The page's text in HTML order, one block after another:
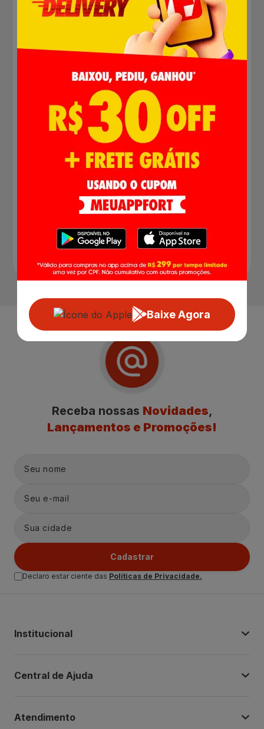
Delivery
A carne de frango é uma das mais consumidas em
todo o Brasil, afinal é rica em proteínas e nutrientes
que contribuem para uma dieta saudável. Aqui você
Atacadista entrega até a sua casa.
Nesta página do supermercado online você
consegue encontrar uma ampla variedade de cortes
de aves, tais como: Coração de frango; coxa e
sobrecoxa; coxinha da asa; frango inteiro; peito de
frango; fígado de frango; filé de peito; carne moída
de frango; frango a passarinho; frango inteiro; galeto;
Com os pedaços do frango você consegue preparar
uma ampla variedade de pratos como frango xadrez;
frango a parmegiana; frango desfiado; frango
grelhado; frango frito; entre outros.
Baixe Agora
Receba nossas Novidades,
Lançamentos e Promoções!
Cadastrar
Declaro estar ciente das Politicas de Privacidade.
Institucional
Central de Ajuda
Atendimento